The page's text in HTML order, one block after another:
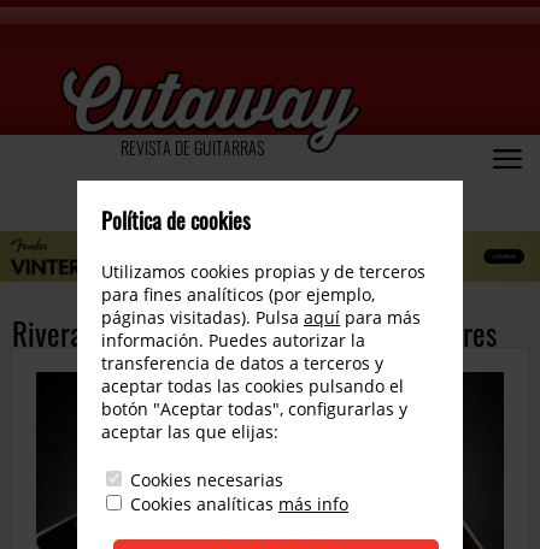
REVISTA DE GUITARRAS
Rivera, pedales de saturación a transistores
Política de cookies
Utilizamos cookies propias y de terceros
para fines analíticos (por ejemplo,
páginas visitadas). Pulsa aquí para más
información. Puedes autorizar la
transferencia de datos a terceros y
aceptar todas las cookies pulsando el
botón "Aceptar todas", configurarlas y
aceptar las que elijas:
Cookies necesarias
Cookies analíticas más info